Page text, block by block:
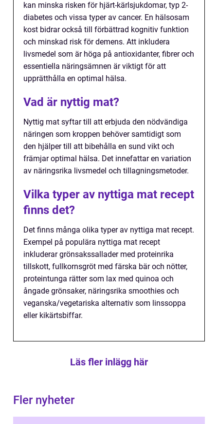
kan minska risken för hjärt-kärlsjukdomar, typ 2-
diabetes och vissa typer av cancer. En hälsosam
kost bidrar också till förbättrad kognitiv funktion
och minskad risk för demens. Att inkludera
livsmedel som är höga på antioxidanter, fibrer och
essentiella näringsämnen är viktigt för att
upprätthålla en optimal hälsa.
Vad är nyttig mat?
Nyttig mat syftar till att erbjuda den nödvändiga
näringen som kroppen behöver samtidigt som
den hjälper till att bibehålla en sund vikt och
främjar optimal hälsa. Det innefattar en variation
av näringsrika livsmedel och tillagningsmetoder.
Vilka typer av nyttiga mat recept
finns det?
Det finns många olika typer av nyttiga mat recept.
Exempel på populära nyttiga mat recept
inkluderar grönsakssallader med proteinrika
tillskott, fullkornsgröt med färska bär och nötter,
proteintunga rätter som lax med quinoa och
ångade grönsaker, näringsrika smoothies och
veganska/vegetariska alternativ som linssoppa
eller kikärtsbiffar.
Läs fler inlägg här
Fler nyheter